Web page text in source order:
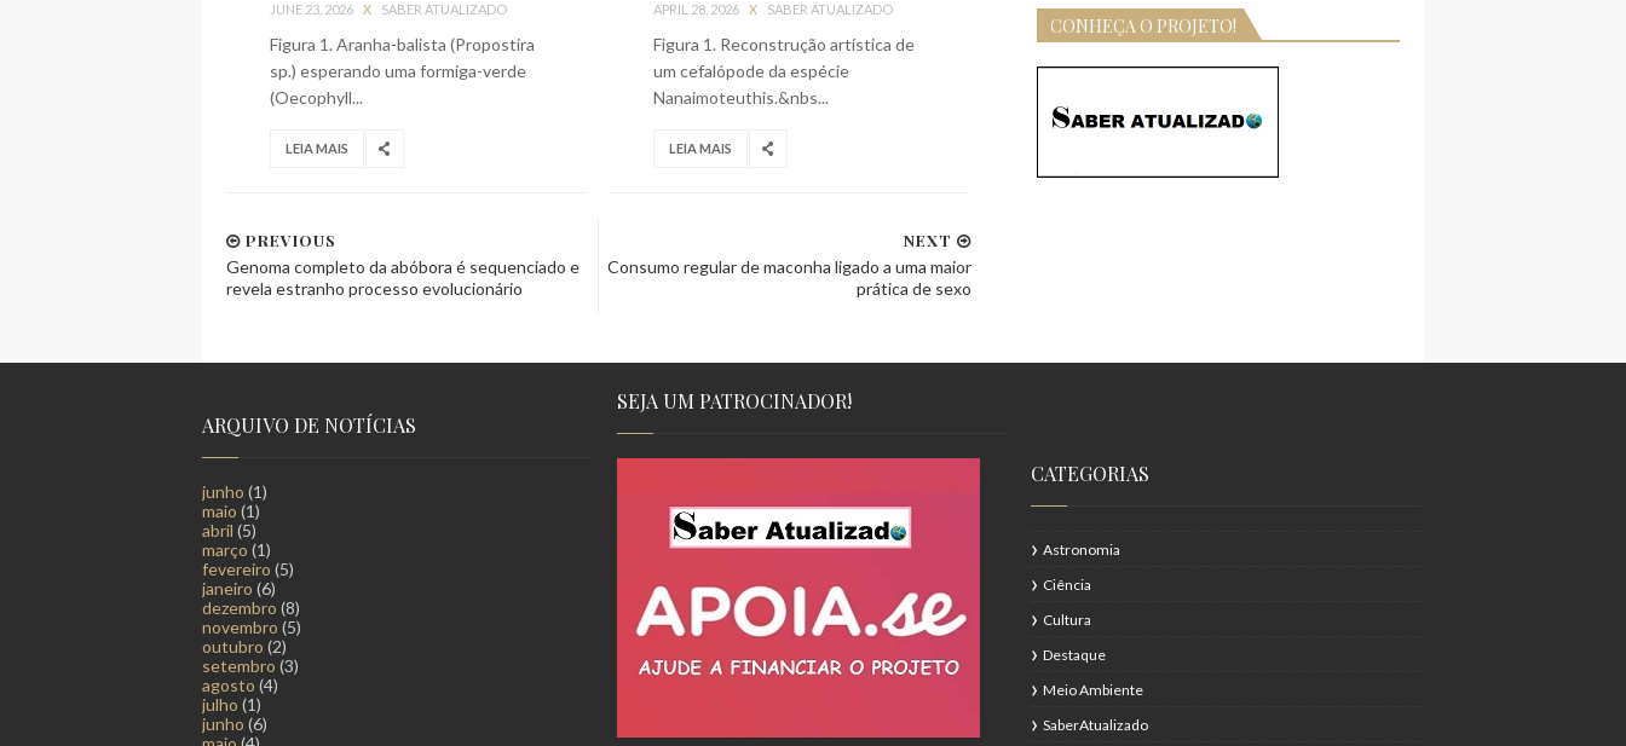
JUNE 23, 2026 X SABER ATUALIZADO
Figura 1. Aranha-balista (Propostira
sp.) esperando uma formiga-verde
(Oecophyll...
LEIA MAIS
APRIL 28, 2026 X SABER ATUALIZADO
Figura 1. Reconstrução artística de
um cefalópode da espécie
Nanaimoteuthis.&nbs...
LEIA MAIS
NEXT
Consumo regular de maconha ligado a uma maior
prática de sexo
PREVIOUS
Genoma completo da abóbora é sequenciado e
revela estranho processo evolucionário
CONHEÇA O PROJETO!
ARQUIVO DE NOTÍCIAS
junho (1)
maio (1)
abril (5)
março (1)
fevereiro (5)
janeiro (6)
dezembro (8)
novembro (5)
outubro (2)
setembro (3)
agosto (4)
julho (1)
junho (6)
SEJA UM PATROCINADOR!
CATEGORIAS
Astronomia
Ciência
Cultura
Destaque
Meio Ambiente
SaberAtualizado